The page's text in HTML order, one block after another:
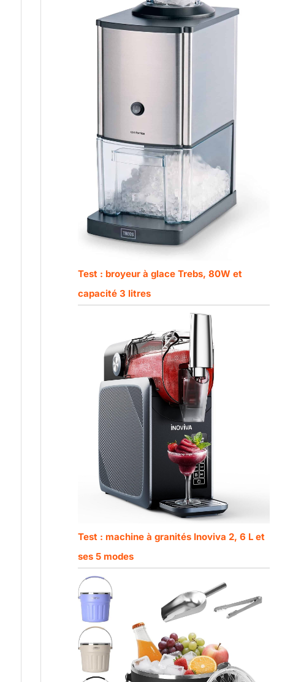
Test : broyeur à glace Trebs, 80W et
capacité 3 litres
Test : machine à granités Inoviva 2, 6 L et
ses 5 modes